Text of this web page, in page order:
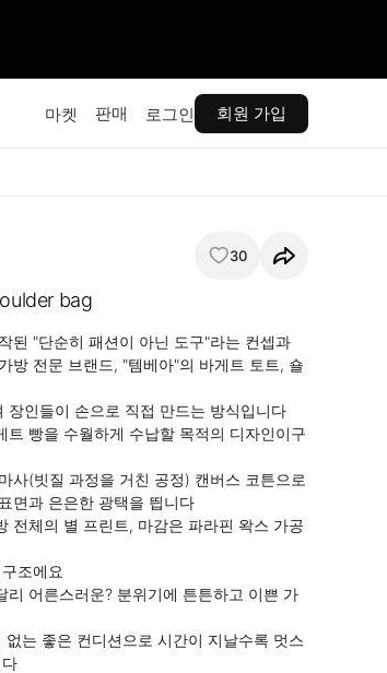
마켓 판매 로그인 회원 가입
30
bag
된 "단순히 패션이 아닌 도구"라는 컨셉과
방 전문 브랜드, "템베아"의 바게트 토트, 숄
장인들이 손으로 직접 만드는 방식입니다
트 빵을 수월하게 수납할 목적의 디자인이구
사(빗질 과정을 거친 공정) 캔버스 코튼으로
면과 은은한 광택을 띕니다
전체의 별 프린트, 마감은 파라핀 왁스 가공
조에요
리 어른스러운? 분위기에 튼튼하고 이쁜 가
는 좋은 컨디션으로 시간이 지날수록 멋스